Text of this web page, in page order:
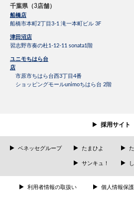
千葉県（3店舗）
船橋店
船橋市本町2丁目3-1 滝一本町ビル 3F
津田沼店
習志野市奏の杜1-12-11 sonata1階
ユニモちはら台
店
市原市ちはら台西3丁目4番
ショッピングモールunimoちはら台 2階
採用サイト
ベネッセグループ たまひよ
サンキュ！
利用者情報の取扱い 個人情報保